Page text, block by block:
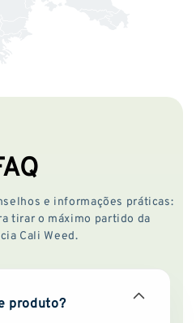
e informações práticas:
tirar o máximo partido da
Cali Weed.
produto?